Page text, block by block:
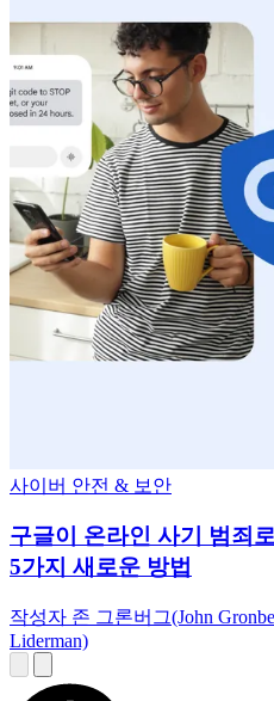
사이버 안전 & 보안
구글이 온라인 사기 범죄
5가지 새로운 방법
작성자 존 그론버그(John
Liderman)